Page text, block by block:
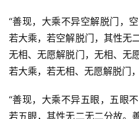
“善现，大乘不异空解脱门，
若大乘，若空解脱门，其性无
无相、无愿解脱门，无相、无
若大乘，若无相、无愿解脱门
“善现，大乘不异五眼，五眼
若五眼，其性无二无二分故。